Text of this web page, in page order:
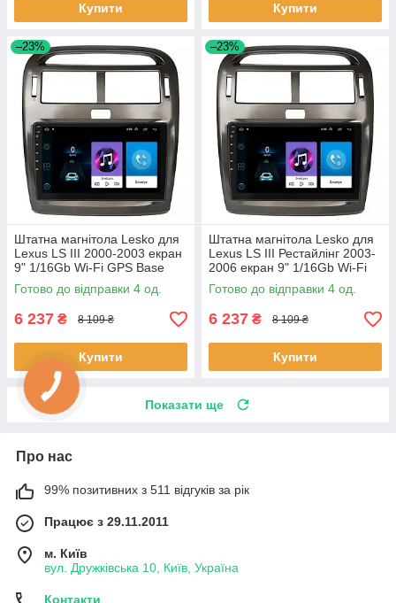
Купити Купити
–23%
Штатна магнітола Lesko для
Lexus LS III 2000-2003 екран
9" 1/16Gb Wi-Fi GPS Base
Лексус 4 шт.
Готово до відправки 4 од.
6 237 ₴ 8 109 ₴
Купити
–23%
Штатна магнітола Lesko для
Lexus LS III Рестайлінг 2003-
2006 екран 9" 1/16Gb Wi-Fi
GPS Base 4 шт.
Готово до відправки 4 од.
6 237 ₴ 8 109 ₴
Купити
Показати ще
Про нас
99% позитивних з 511 відгуків за рік
Працює з 29.11.2011
м. Київ
вул. Дружківська 10, Київ, Україна
Контакти